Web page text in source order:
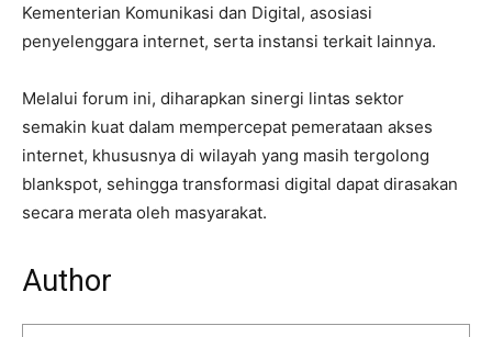
Kementerian Komunikasi dan Digital, asosiasi
penyelenggara internet, serta instansi terkait lainnya.
Melalui forum ini, diharapkan sinergi lintas sektor
semakin kuat dalam mempercepat pemerataan akses
internet, khususnya di wilayah yang masih tergolong
blankspot, sehingga transformasi digital dapat dirasakan
secara merata oleh masyarakat.
Author